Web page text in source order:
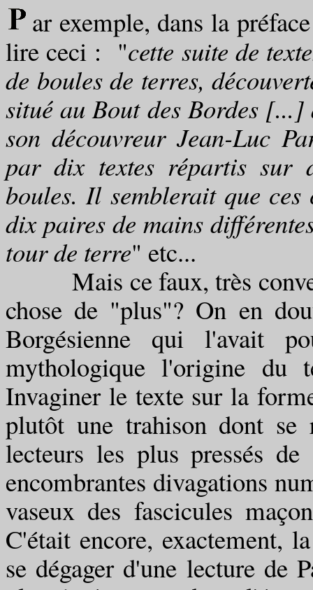
ar exemple, dans la
lire ceci : "cette suite de
de boules de terres,
situé au Bout des Bordes
son découvreur Jean-Luc
par dix textes répartis sur
boules. Il semblerait que
dix paires de mains
tour de terre" etc...
Mais ce faux, très
chose de "plus"? On en
Borgésienne qui l'avait
mythologique l'origine du
Invaginer le texte sur la
plutôt une trahison dont se
lecteurs les plus pressés
encombrantes divagations
vaseux des fascicules
C'était encore, exactement,
se dégager d'une lecture de